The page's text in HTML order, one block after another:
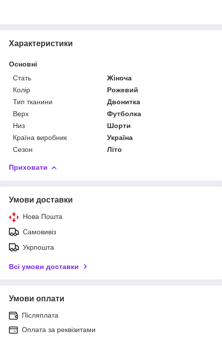
Характеристики
Основні
Стать
Жіноча
Колір
Рожевий
Тип тканини
Двонитка
Верх
Футболка
Низ
Шорти
Країна виробник
Україна
Сезон
Літо
Приховати
Умови доставки
Нова Пошта
Самовивіз
Укрпошта
Всі умови доставки
Умови оплати
Післяплата
Оплата за реквізитами